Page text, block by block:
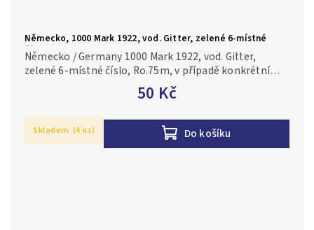
Německo, 1000 Mark 1922, vod. Gitter, zelené 6-místné
číslo, Ro.75m
50 Kč
Do košíku
Německo / Germany 1000 Mark 1922, vod. Gitter,
zelené 6-místné číslo, Ro.75m, v případě konkrétní
firmy nebo číslovače je foto pouze ilustrační 1+/XF+
Skladem (4 ks)